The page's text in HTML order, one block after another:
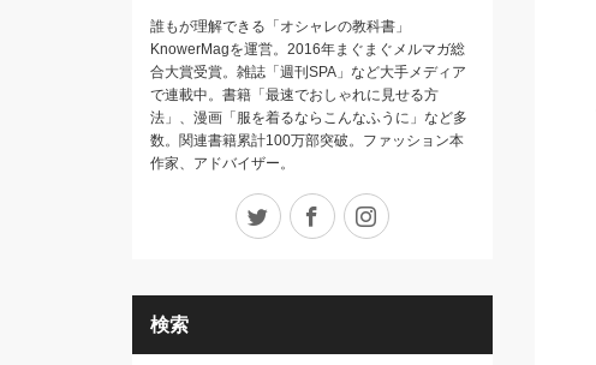
誰もが理解できる「オシャレの教科書」
KnowerMagを運営。2016年まぐまぐメルマガ総
合大賞受賞。雑誌「週刊SPA」など大手メディア
で連載中。書籍「最速でおしゃれに見せる方
法」、漫画「服を着るならこんなふうに」など多
数。関連書籍累計100万部突破。ファッション本
作家、アドバイザー。
Twitter Facebook
検索